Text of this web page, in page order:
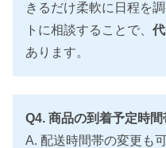
きるだけ柔軟に日程を
トに相談することで、
あります。
Q4. 商品の到着予定時
A. 配送時間帯の変更も